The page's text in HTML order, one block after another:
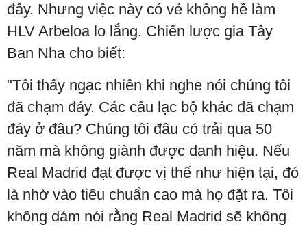
đây. Nhưng việc này có vẻ không hề làm
HLV Arbeloa lo lắng. Chiến lược gia Tây
Ban Nha cho biết:
"Tôi thấy ngạc nhiên khi nghe nói chúng tôi
đã chạm đáy. Các câu lạc bộ khác đã chạm
đáy ở đâu? Chúng tôi đâu có trải qua 50
năm mà không giành được danh hiệu. Nếu
Real Madrid đạt được vị thế như hiện tại, đó
là nhờ vào tiêu chuẩn cao mà họ đặt ra. Tôi
không dám nói rằng Real Madrid sẽ không